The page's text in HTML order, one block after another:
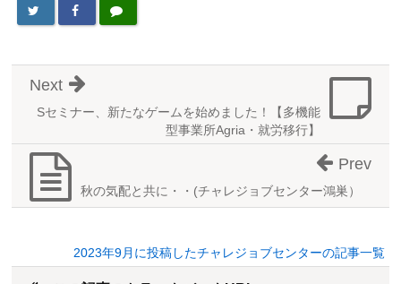
Sセミナー、新たなゲームを始めました！【多機能
型事業所Agria・就労移行】
Next
秋の気配と共に・・(チャレジョブセンター鴻巣）
Prev
2023年9月に投稿したチャレジョブセンターの記事一覧